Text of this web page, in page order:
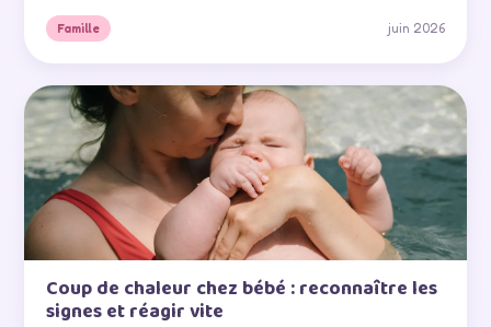
Famille juin 2026
Coup de chaleur chez bébé : reconnaître les
signes et réagir vite